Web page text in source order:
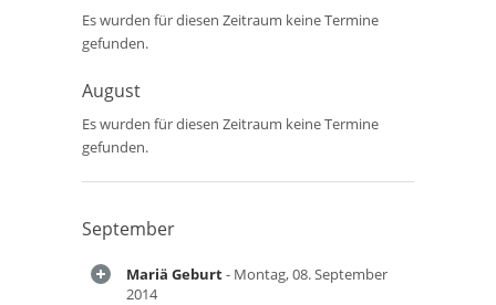
Es wurden für diesen Zeitraum keine Termine
gefunden.
August
Es wurden für diesen Zeitraum keine Termine
gefunden.
September
Mariä Geburt- Montag, 08. September
2014